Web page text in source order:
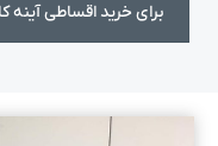
برای خرید اقساطی آینه